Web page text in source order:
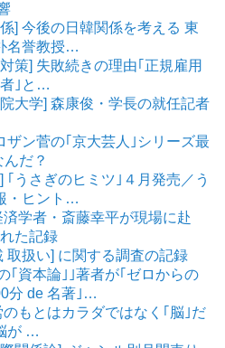
] 今後の日韓関係を考える 東
名誉教授…
策] 失敗続きの理由｢正規雇用
者｣と…
大学] 森康俊・学長の就任記者
ザン菅の｢京大芸人｣シリーズ最
だ？
｢うさぎのヒミツ｣４月発売／う
・ヒント…
済学者・斎藤幸平が現場に赴
た記録
取扱い] に関する調査の記録
｢資本論｣｣著者が｢ゼロからの
分 de 名著｣…
のもとはカラダではなく｢脳｣だ
が …